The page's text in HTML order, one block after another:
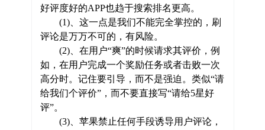
好评度好的APP也趋于搜索排名更高。
(1)、这一点是我们不能完全掌控的，刷
评论是万万不可的，有风险。
(2)、在用户“爽”的时候请求其评价，例
如，在用户完成一个奖励任务或者击败一次
高分时。记住要引导，而不是强迫。类似“请
给我们个评价”，而不要直接写“请给5星好
评”。
(3)、苹果禁止任何手段诱导用户评论，